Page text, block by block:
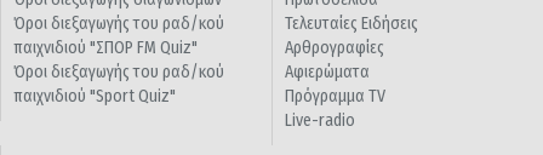
Όροι διεξαγωγής του ραδ/κού
παιχνιδιού "ΣΠΟΡ FM Quiz"
Όροι διεξαγωγής του ραδ/κού
παιχνιδιού "Sport Quiz"
Τελευταίες Ειδήσεις
Αρθρογραφίες
Αφιερώματα
Πρόγραμμα TV
Live-radio